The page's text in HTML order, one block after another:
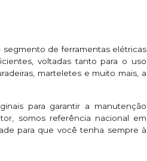
segmento de ferramentas elétricas
voltadas tanto para o uso
marteletes e muito mais, a
para garantir a manutenção
somos referência nacional em
para que você tenha sempre à